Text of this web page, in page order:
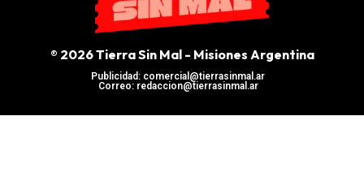
® 2026 Tierra Sin Mal - Misiones Argentina
Publicidad: comercial@tierrasinmal.ar
Correo: redaccion@tierrasinmal.ar